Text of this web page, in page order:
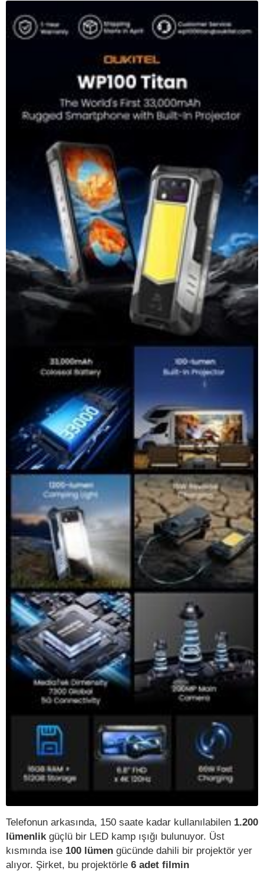
Telefonun arkasında, 150 saate kadar kullanılabilen 1.200
lümenlik güçlü bir LED kamp ışığı bulunuyor. Üst
kısmında ise 100 lümen gücünde dahili bir projektör yer
alıyor. Şirket, bu projektörle 6 adet filmin